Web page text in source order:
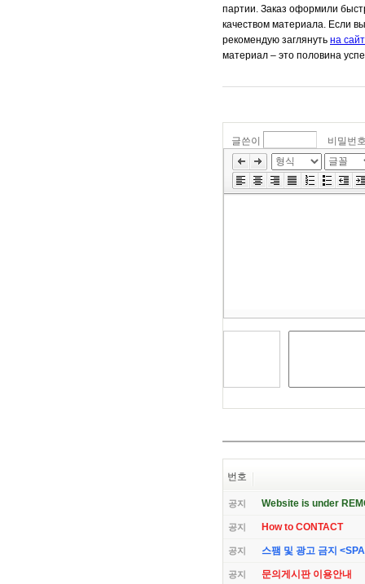
партии. Заказ оформили
качеством материала. Если
рекомендую заглянуть на сайт
материал – это половина
글쓴이
비밀번
편
도
번호
공지 Website is under
공지 How to CONTACT
공지 스팸 및 광고 금지
공지 문의게시판 이용안내